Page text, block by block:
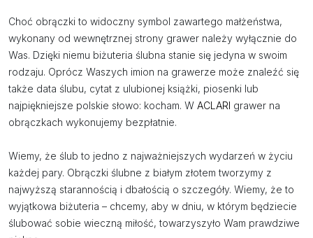
Choć obrączki to widoczny symbol zawartego małżeństwa,
wykonany od wewnętrznej strony grawer należy wyłącznie do
Was. Dzięki niemu biżuteria ślubna stanie się jedyna w swoim
rodzaju. Oprócz Waszych imion na grawerze może znaleźć się
także data ślubu, cytat z ulubionej książki, piosenki lub
najpiękniejsze polskie słowo: kocham. W ACLARI grawer na
obrączkach wykonujemy bezpłatnie.
Wiemy, że ślub to jedno z najważniejszych wydarzeń w życiu
każdej pary. Obrączki ślubne z białym złotem tworzymy z
najwyższą starannością i dbałością o szczegóły. Wiemy, że to
wyjątkowa biżuteria – chcemy, aby w dniu, w którym będziecie
ślubować sobie wieczną miłość, towarzyszyło Wam prawdziwe